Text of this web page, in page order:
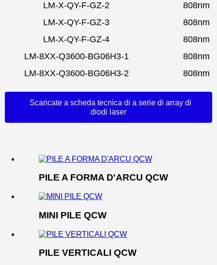
LM-X-QY-F-GZ-2
808nm
LM-X-QY-F-GZ-3
808nm
LM-X-QY-F-GZ-4
808nm
LM-8XX-Q3600-BG06H3-1
808nm
LM-8XX-Q3600-BG06H3-2
808nm
Scaricate a scheda tecnica di a serie di array di
diodi laser
PILE A FORMA D'ARCU QCW
MINI PILE QCW
PILE VERTICALI QCW